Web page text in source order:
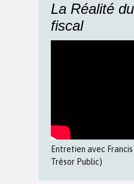
La Réalité
fiscal
Entretien avec
Trésor Public)